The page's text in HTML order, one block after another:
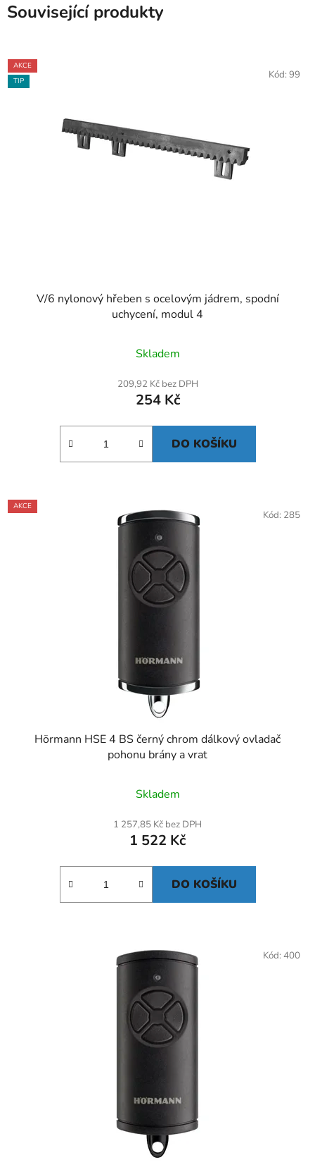
Související produkty
AKCE
TIP
V/6 nylonový hřeben s ocelovým jádrem, spodní
uchycení, modul 4
Skladem
209,92 Kč bez DPH
254 Kč
DO KOŠÍKU
Kód: 99
AKCE
Hörmann HSE 4 BS černý chrom dálkový ovladač
pohonu brány a vrat
Skladem
1 257,85 Kč bez DPH
1 522 Kč
DO KOŠÍKU
Kód: 285
Kód: 400